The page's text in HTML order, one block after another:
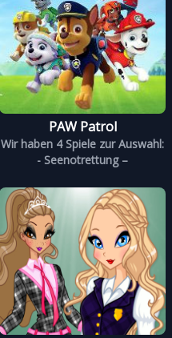
PAW Patrol
Wir haben 4 Spiele zur Auswahl:
- Seenotrettung –